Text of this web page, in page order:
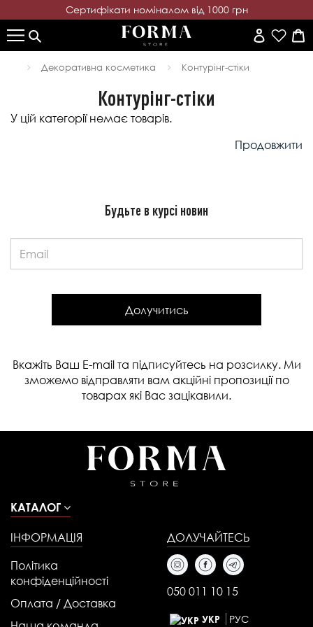
Cертифікати номіналом від 1000 грн
Декоративна косметика Контурінг-стіки
Контурінг-стіки
У цій категорії немає товарів.
Продовжити
Будьте в курсі новин
Долучитись
Вкажіть Ваш E-mail та підписуйтесь на розсилку. Ми
зможемо відправляти вам акційні пропозиції по
товарах які Вас зацікавили.
КАТАЛОГ
ІНФОРМАЦІЯ
Політика
конфіденційності
Оплата / Доставка
ДОЛУЧАЙТЕСЬ
050 011 10 15
УКР РУС